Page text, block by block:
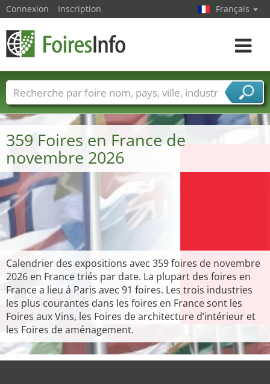
359 Foires en France de
novembre 2026
Calendrier des expositions avec 359 foires de novembre
2026 en France triés par date. La plupart des foires en
France a lieu á Paris avec 91 foires. Les trois industries
les plus courantes dans les foires en France sont les
Foires aux Vins, les Foires de architecture d’intérieur et
les Foires de aménagement.
Connexion Inscription Français
Toggle
Foire noms Pays Villes
Secteurs de foire
Secteurs du fournisseur de services